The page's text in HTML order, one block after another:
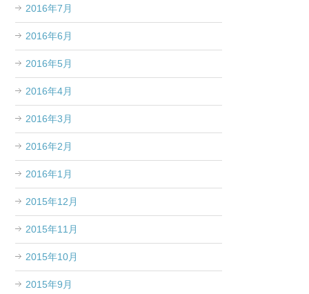
2016年7月
2016年6月
2016年5月
2016年4月
2016年3月
2016年2月
2016年1月
2015年12月
2015年11月
2015年10月
2015年9月